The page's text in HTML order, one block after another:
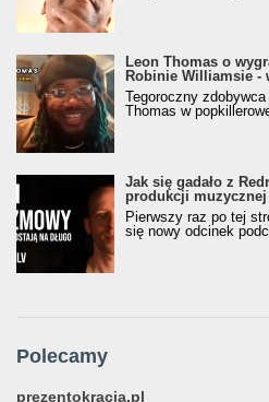
Leon Thomas o
Robinie Williamsie -
Tegoroczny
Thomas w
Jak się gadało z
produkcji
Pierwszy raz po tej
się nowy odcinek
Polecamy
prezentokracja.pl